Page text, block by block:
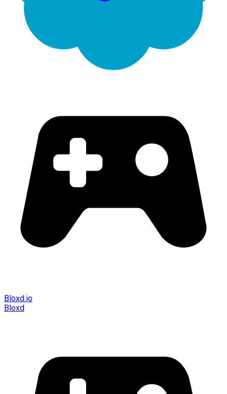
Bloxd.io
Bloxd